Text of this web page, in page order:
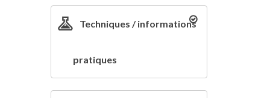
Techniques / informations
pratiques